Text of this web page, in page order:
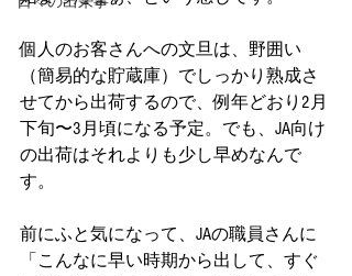
個人のお客さんへの文旦は、野囲い
（簡易的な貯蔵庫）でしっかり熟成さ
せてから出荷するので、例年どおり2月
下旬〜3月頃になる予定。でも、JA向け
の出荷はそれよりも少し早めなんで
す。
前にふと気になって、JAの職員さんに
「こんなに早い時期から出して、すぐ